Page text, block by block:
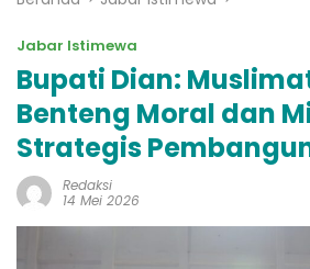
Jabar Istimewa
Bupati Dian:
Benteng Moral dan
Strategis
Redaksi
14 Mei 2026